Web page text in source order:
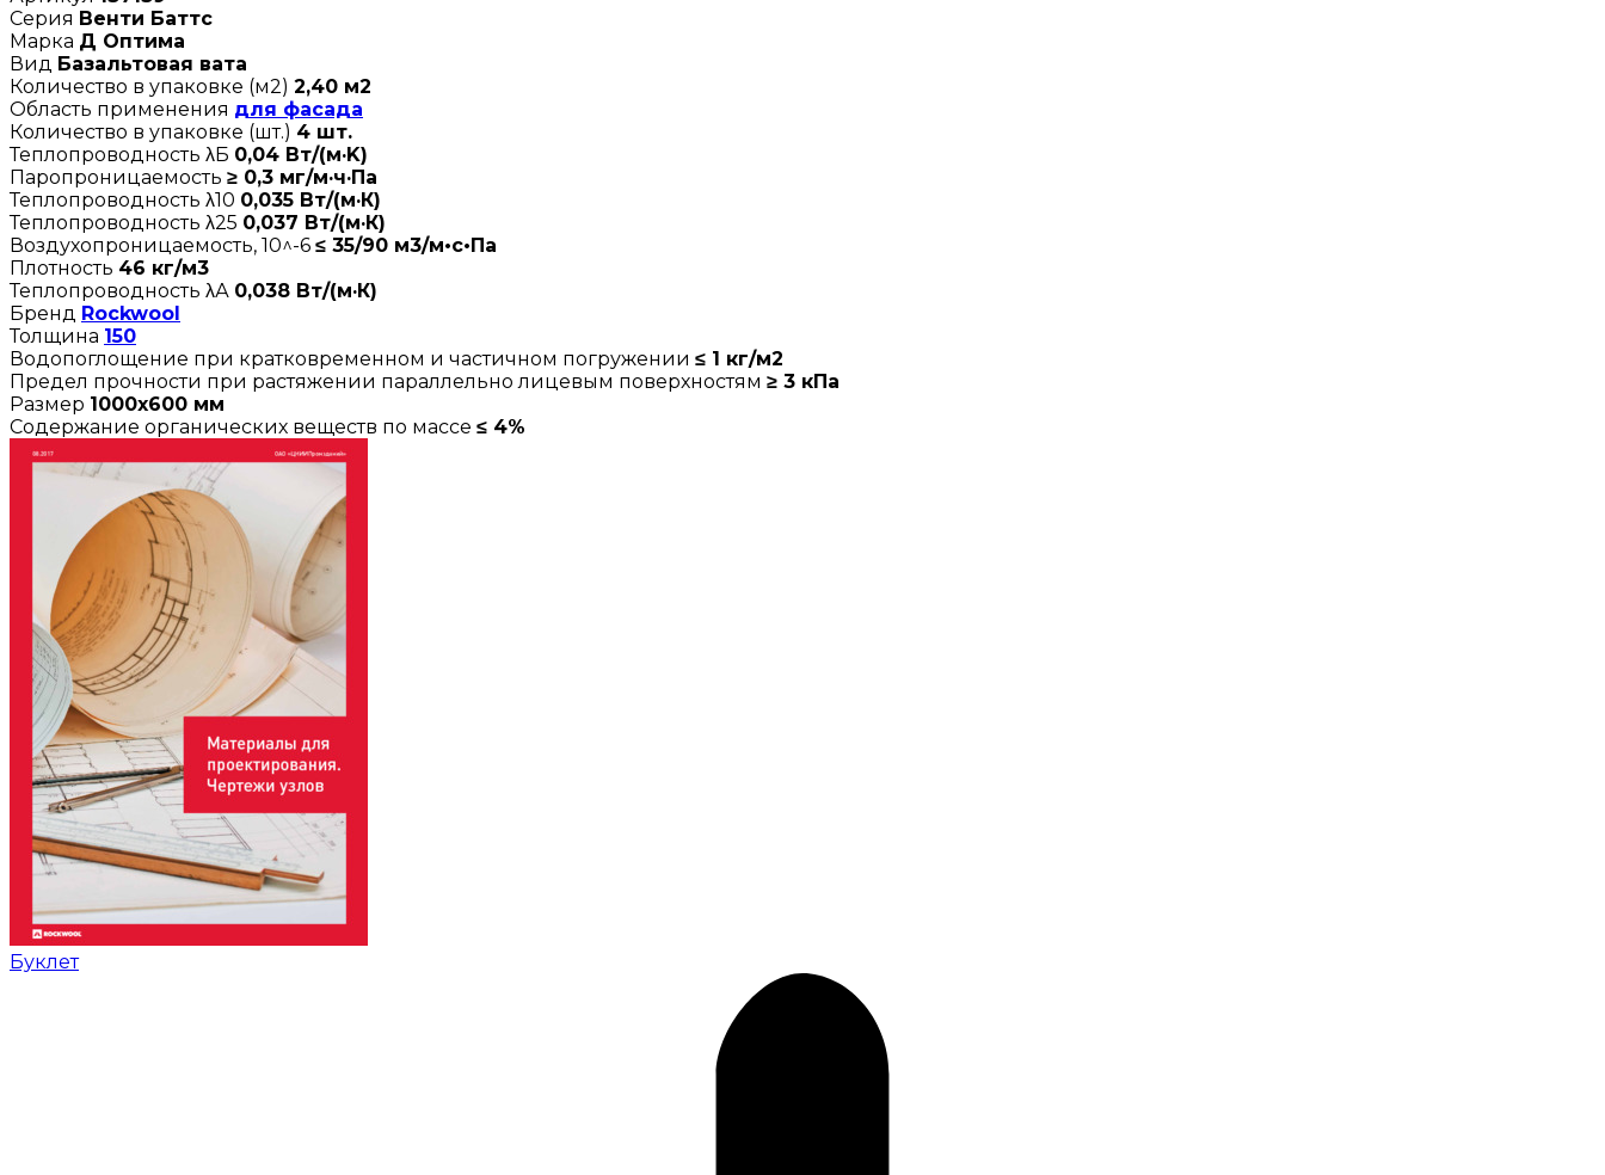
Серия Венти Баттс
Марка Д Оптима
Вид Базальтовая вата
Количество в упаковке (м2) 2,40 м2
Область применения для фасада
Количество в упаковке (шт.) 4 шт.
Теплопроводность λБ 0,04 Вт/(м·K)
Паропроницаемость ≥ 0,3 мг/м·ч·Па
Теплопроводность λ10 0,035 Вт/(м·К)
Теплопроводность λ25 0,037 Вт/(м·К)
Воздухопроницаемость, 10^-6 ≤ 35/90 м3/м•с•Па
Плотность 46 кг/м3
Теплопроводность λА 0,038 Вт/(м·К)
Бренд Rockwool
Толщина 150
Водопоглощение при кратковременном и частичном погружении ≤ 1 кг/м2
Предел прочности при растяжении параллельно лицевым поверхностям ≥ 3 кПа
Размер 1000х600 мм
Содержание органических веществ по массе ≤ 4%
Буклет